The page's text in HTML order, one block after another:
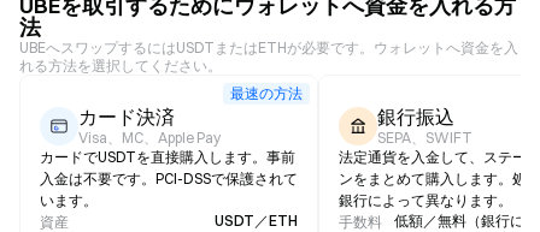
法
UBEへスワップするにはUSDTまたはETHが必要です。ウォレットへ資金を入
れる方法を選択してください。
最速の方法
カード決済
Visa、MC、Apple Pay
カードでUSDTを直接購入します。事前
入金は不要です。PCI-DSSで保護されて
います。
資産
USDT／ETH
銀行振込
SEPA、SWIFT
法定通貨を入金して、ステー
ンをまとめて購入します。処
銀行によって異なります。
手数料
低額／無料（銀行に